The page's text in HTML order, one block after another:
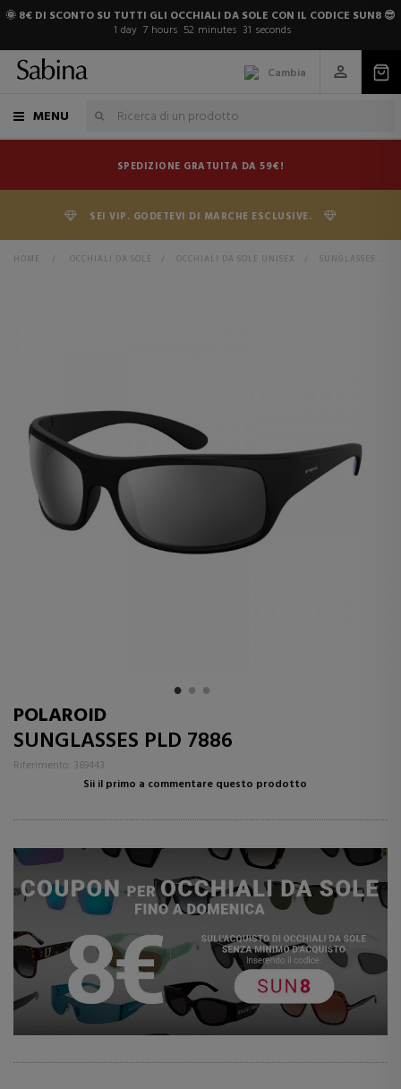
🌞 8€ DI SCONTO SU TUTTI GLI OCCHIALI DA SOLE CON IL CODICE SUN8 😎
1 day 7 hours 52 minutes 30 seconds
Cambia
MENU
SPEDIZIONE GRATUITA DA 59€!
SEI VIP. GODETEVI DI MARCHE ESCLUSIVE.
HOME > OCCHIALI DA SOLE > OCCHIALI DA SOLE UNISEX > SUNGLASSES PLD 7886
POLAROID
SUNGLASSES PLD 7886
Riferimento: 369443
Sii il primo a commentare questo prodotto